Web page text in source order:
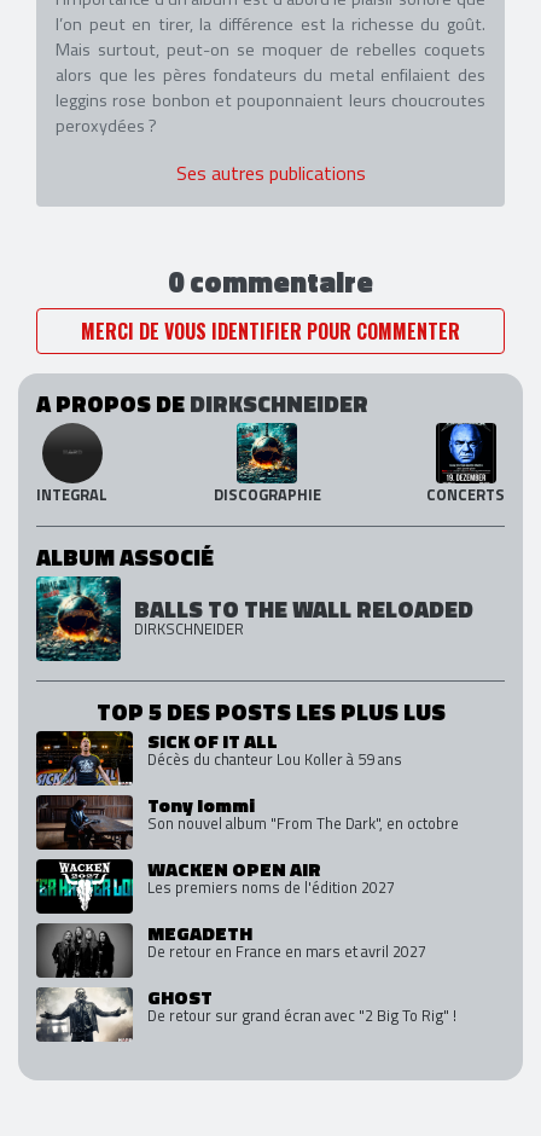
l’on peut en tirer, la différence est la richesse du goût.
Mais surtout, peut-on se moquer de rebelles coquets
alors que les pères fondateurs du metal enfilaient des
leggins rose bonbon et pouponnaient leurs choucroutes
peroxydées ?
Ses autres publications
0 commentaire
MERCI DE VOUS IDENTIFIER POUR COMMENTER
A PROPOS DEDIRKSCHNEIDER
INTEGRAL DISCOGRAPHIE CONCERTS
ALBUM ASSOCIÉ
BALLS TO THE WALL RELOADED
DIRKSCHNEIDER
TOP 5 DES POSTS LES PLUS LUS
SICK OF IT ALL
Décès du chanteur Lou Koller à 59 ans
Tony Iommi
Son nouvel album "From The Dark", en octobre
WACKEN OPEN AIR
Les premiers noms de l'édition 2027
MEGADETH
De retour en France en mars et avril 2027
GHOST
De retour sur grand écran avec "2 Big To Rig" !